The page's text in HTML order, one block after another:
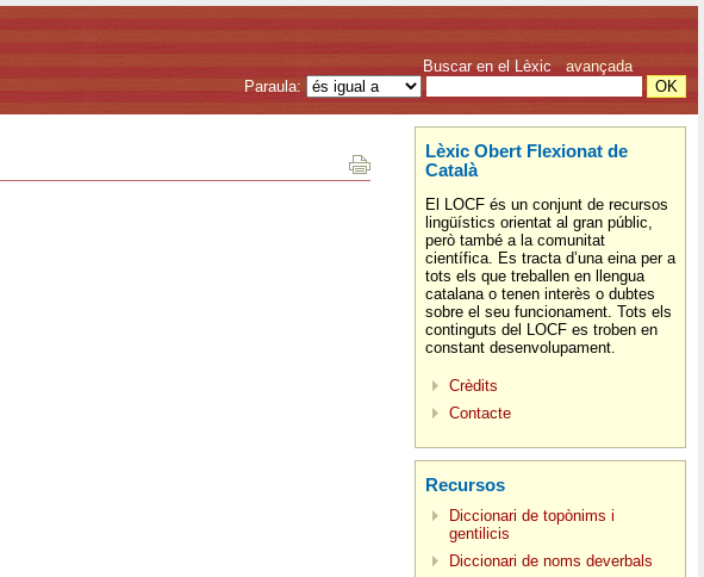
Buscar en el Lèxic avançada
Paraula:
Lèxic Obert Flexionat de
Català
El LOCF és un conjunt de recursos
lingüístics orientat al gran públic,
però també a la comunitat
científica. Es tracta d’una eina per a
tots els que treballen en llengua
catalana o tenen interès o dubtes
sobre el seu funcionament. Tots els
continguts del LOCF es troben en
constant desenvolupament.
Crèdits
Contacte
Recursos
Diccionari de topònims i
gentilicis
Diccionari de noms deverbals